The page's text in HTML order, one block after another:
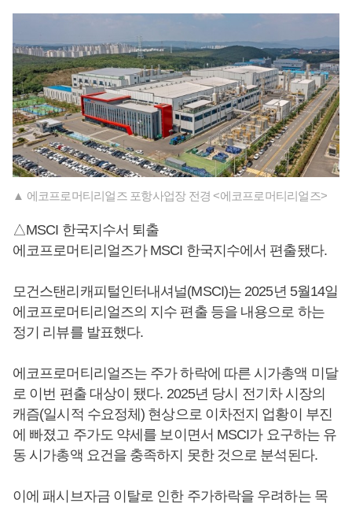
▲ 에코프로머티리얼즈 포항사업장 전경 <에코프로머티리얼즈>
△MSCI 한국지수서 퇴출
에코프로머티리얼즈가 MSCI 한국지수에서 편출됐다.
모건스탠리캐피털인터내셔널(MSCI)는 2025년 5월14일
에코프로머티리얼즈의 지수 편출 등을 내용으로 하는
정기 리뷰를 발표했다.
에코프로머티리얼즈는 주가 하락에 따른 시가총액 미달
로 이번 편출 대상이 됐다. 2025년 당시 전기차 시장의
캐즘(일시적 수요정체) 현상으로 이차전지 업황이 부진
에 빠졌고 주가도 약세를 보이면서 MSCI가 요구하는 유
동 시가총액 요건을 충족하지 못한 것으로 분석된다.
이에 패시브자금 이탈로 인한 주가하락을 우려하는 목